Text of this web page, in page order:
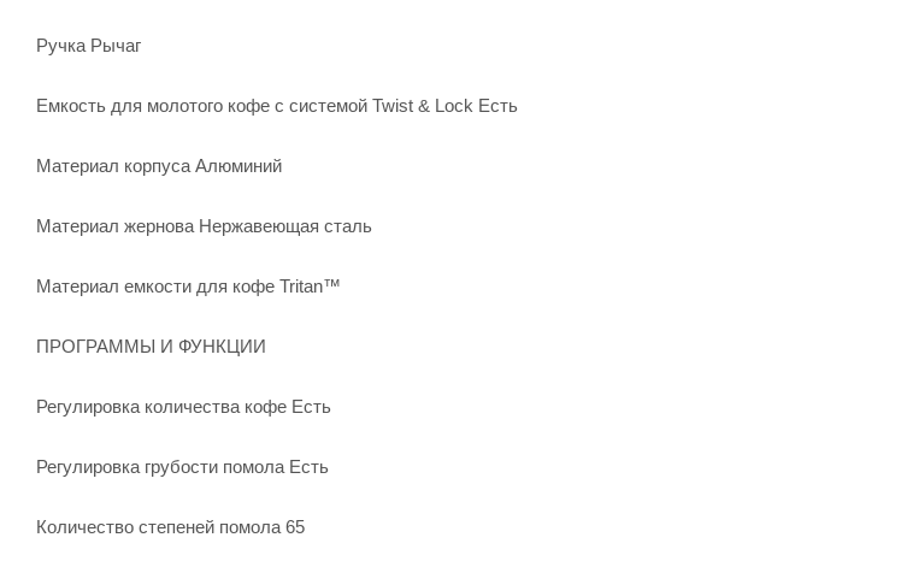
Ручка Рычаг
Емкость для молотого кофе с системой Twist & Lock Есть
Материал корпуса Алюминий
Материал жернова Нержавеющая сталь
Материал емкости для кофе Tritan™
ПРОГРАММЫ И ФУНКЦИИ
Регулировка количества кофе Есть
Регулировка грубости помола Есть
Количество степеней помола 65